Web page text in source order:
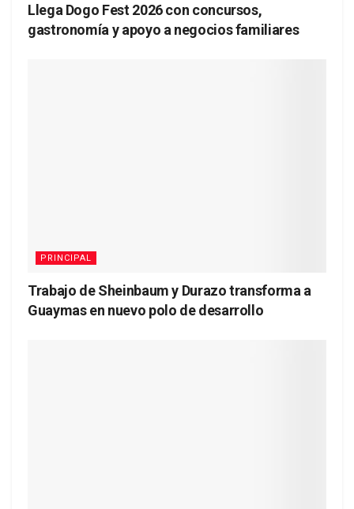
Llega Dogo Fest 2026 con concursos,
gastronomía y apoyo a negocios familiares
PRINCIPAL
Trabajo de Sheinbaum y Durazo transforma a
Guaymas en nuevo polo de desarrollo